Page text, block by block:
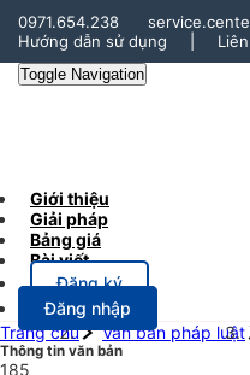
0971.654.238
Hướng dẫn sử dụng
Toggle Navigation
Giới thiệu
Giải pháp
Bảng giá
Bài viết
Đăng ký
Đăng nhập
Trang chủ
Văn bản pháp luật
Thông tin văn bản
185